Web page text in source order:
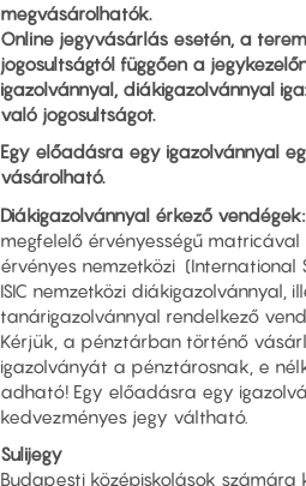
megvásárolhatók.
Online jegyvásárlás esetén, a
jogosultságtól függően a
igazolvánnyal, diákigazolvánnyal
való jogosultságot.
Egy előadásra egy igazolvánnyal
vásárolható.
Diákigazolvánnyal érkező vendégek:
megfelelő érvényességű
érvényes nemzetközi
ISIC nemzetközi diákigazolvánnyal,
tanárigazolvánnyal rendelkező
Kérjük, a pénztárban történő
igazolványát a pénztárosnak, e
adható! Egy előadásra egy
kedvezményes jegy váltható.
Sulijegy
Budapesti középiskolások számára